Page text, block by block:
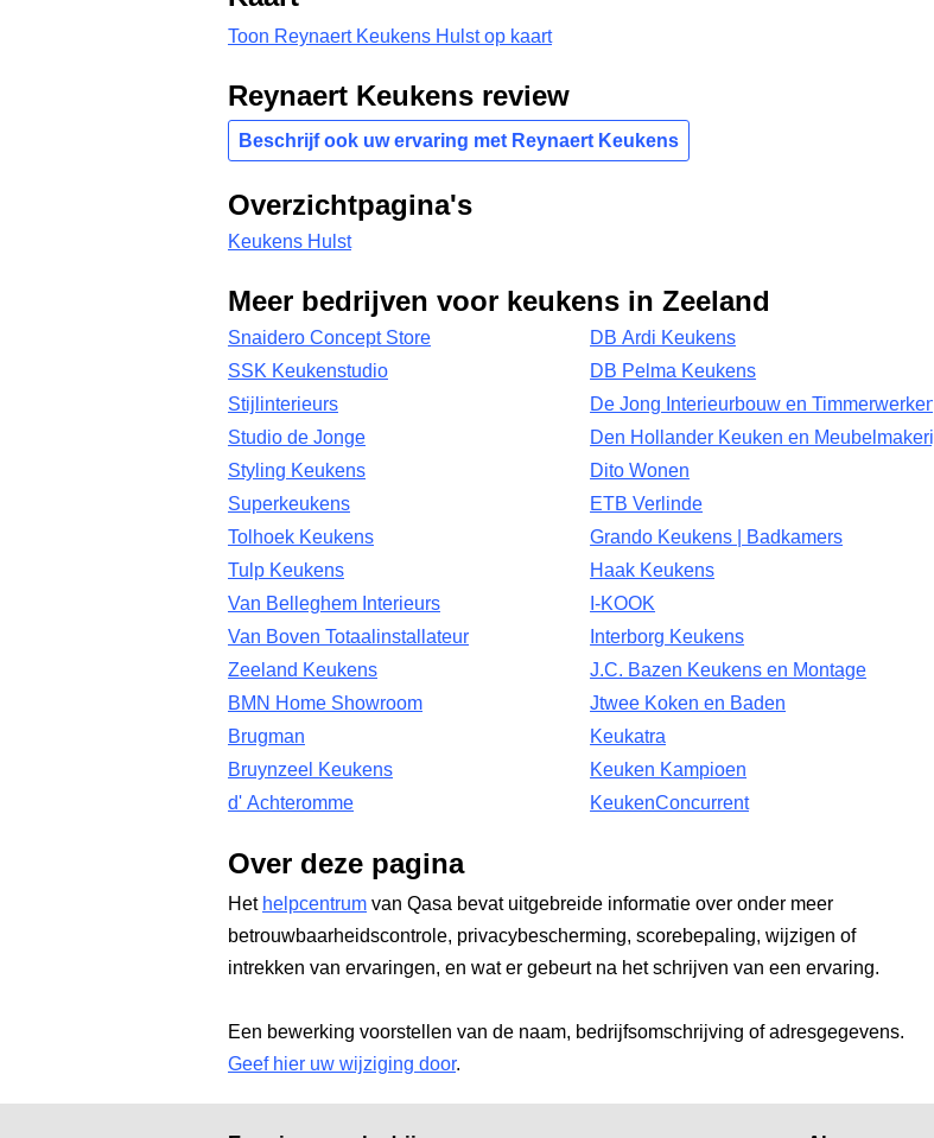
Toon Reynaert Keukens Hulst op kaart
Reynaert Keukens review
Beschrijf ook uw ervaring met Reynaert Keukens
Overzichtpagina's
Keukens Hulst
Meer bedrijven voor keukens in Zeeland
Snaidero Concept Store
SSK Keukenstudio
Stijlinterieurs
Studio de Jonge
Styling Keukens
Superkeukens
Tolhoek Keukens
Tulp Keukens
Van Belleghem Interieurs
Van Boven Totaalinstallateur
Zeeland Keukens
BMN Home Showroom
Brugman
Bruynzeel Keukens
d' Achteromme
DB Ardi Keukens
DB Pelma Keukens
De Jong Interieurbouw en Timmerwerken
Den Hollander Keuken en Meubelmakerij
Dito Wonen
ETB Verlinde
Grando Keukens | Badkamers
Haak Keukens
I-KOOK
Interborg Keukens
J.C. Bazen Keukens en Montage
Jtwee Koken en Baden
Keukatra
Keuken Kampioen
KeukenConcurrent
Over deze pagina
Het helpcentrum van Qasa bevat uitgebreide informatie over onder meer
betrouwbaarheidscontrole, privacybescherming, scorebepaling, wijzigen of
intrekken van ervaringen, en wat er gebeurt na het schrijven van een ervaring.
Een bewerking voorstellen van de naam, bedrijfsomschrijving of adresgegevens.
Geef hier uw wijziging door.